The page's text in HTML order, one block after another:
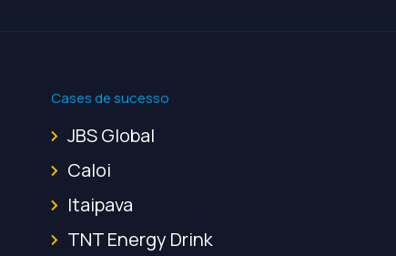
Cases de sucesso
JBS Global
Caloi
Itaipava
TNT Energy Drink